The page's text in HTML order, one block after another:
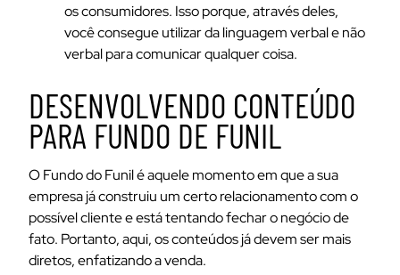
os consumidores. Isso porque, através deles,
você consegue utilizar da linguagem verbal e não
verbal para comunicar qualquer coisa.
DESENVOLVENDO CONTEÚDO
PARA FUNDO DE FUNIL
OFundo do Funilé aquele momento em que a sua
empresa já construiu um certo relacionamento com o
possível cliente e está tentando fechar o negócio de
fato. Portanto, aqui, os conteúdos já devem ser mais
diretos, enfatizando a venda.